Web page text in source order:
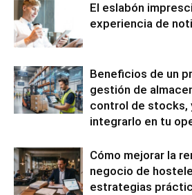
El eslabón
experiencia de
Beneficios de un
gestión de
control de stocks,
integrarlo en tu
Cómo mejorar la
negocio de
estrategias